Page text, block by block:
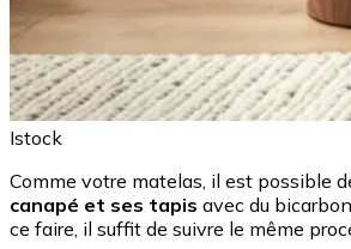
Istock
Comme votre matelas, il est possible
canapé et ses tapis avec du
ce faire, il suffit de suivre le même